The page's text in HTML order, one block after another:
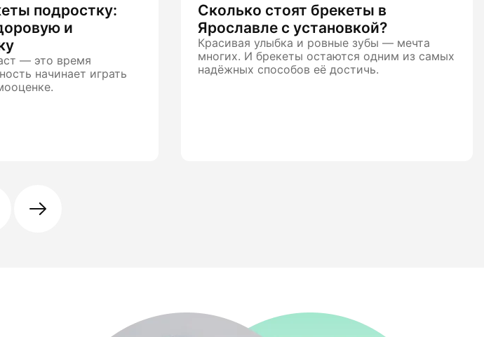
подростку:
и
— это время
начинает играть
Сколько стоят брекеты в
Ярославле с установкой?
Красивая улыбка и ровные зубы — мечта
многих. И брекеты остаются одним из самых
надёжных способов её достичь.